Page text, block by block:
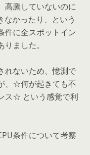
高騰していないのに
かったり、という
件に全スポットイン
ました。
れないため、憶測で
、☆何が起きても不
ス☆ という感覚で利
条件について考察